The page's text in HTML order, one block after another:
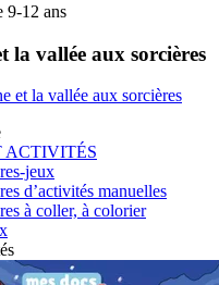
9-12 ans
la vallée aux sorcières
et la vallée aux sorcières
ACTIVITÉS
jeux
d’activités manuelles
à coller, à colorier